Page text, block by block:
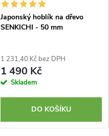
Japonský hoblík na dřevo
SENKICHI - 50 mm
1 231,40 Kč bez DPH
1 490 Kč
Skladem
DO KOŠÍKU